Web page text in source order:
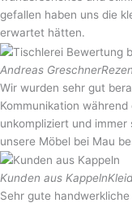
gefallen haben uns die
erwartet hätten.
Andreas Greschner
Wir wurden sehr gut
Kommunikation
unkompliziert und
unsere Möbel bei Mau
Kunden aus Kappeln
Sehr gute